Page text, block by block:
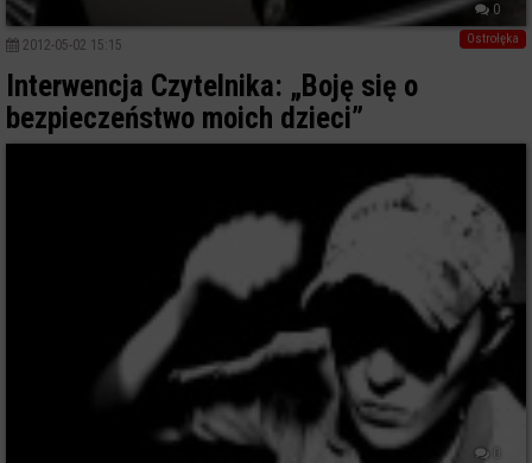
0
Ostrołęka
2012-05-02 15:15
Interwencja Czytelnika: „Boję się o
bezpieczeństwo moich dzieci”
0